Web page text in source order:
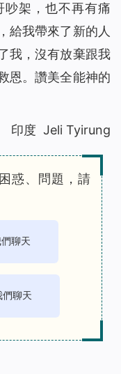
架，也不再有痛
給我帶來了新的人
我，沒有放棄跟我
恩。讚美全能神的
印度 Jeli Tyirung
惑、問題，請
聊天
聊天